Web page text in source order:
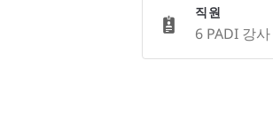
직원
6 PADI 강사